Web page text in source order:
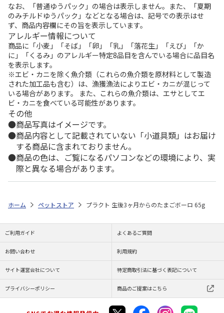
なお、「普通ゆうパック」の場合は表示しません。また、「夏期
のみチルドゆうパック」などとなる場合は、記号での表示はせ
ず、商品内容欄にその旨を表示しています。
アレルギー情報について
商品に「小麦」「そば」「卵」「乳」「落花生」「えび」「か
に」「くるみ」のアレルギー特定8品目を含んでいる場合に品目名
を表示します。
※エビ・カニを除く魚介類（これらの魚介類を原材料として製造
された加工品も含む）は、漁獲漁法によりエビ・カニが混じって
いる場合があります。 また、これらの魚介類は、エサとしてエ
ビ・カニを食べている可能性があります。
その他
商品写真はイメージです。
商品内容として記載されていない「小道具類」はお届け
する商品に含まれておりません。
商品の色は、ご覧になるパソコンなどの環境により、実
際と異なる場合があります。
ホーム ペットストア プラクト 生後3ヶ月からのたまごボーロ 65g
ご利用ガイド よくあるご質問
お問い合わせ 利用規約
サイト運営会社について 特定商取引法に基づく表記について
プライバシーポリシー 商品のご提案はこちら